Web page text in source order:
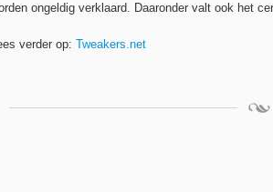
ongeldig verklaard. Daaronder valt ook het
verder op: Tweakers.net